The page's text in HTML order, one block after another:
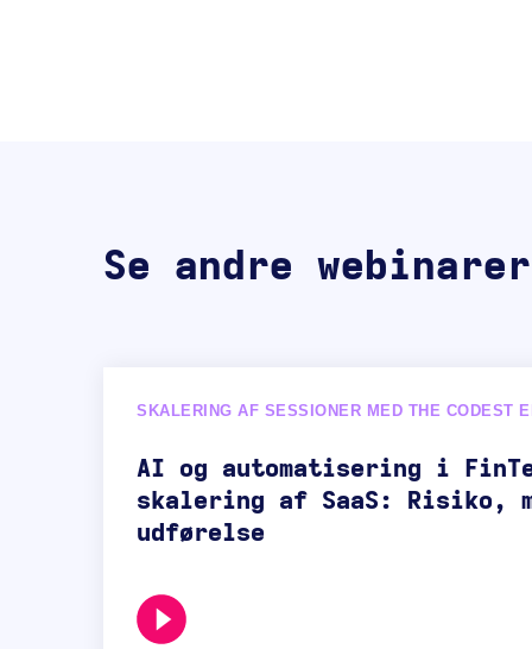
Se andre webinarer
SKALERING AF SESSIONER MED THE CODEST
AI og automatisering i
skalering af SaaS: Risiko,
udførelse